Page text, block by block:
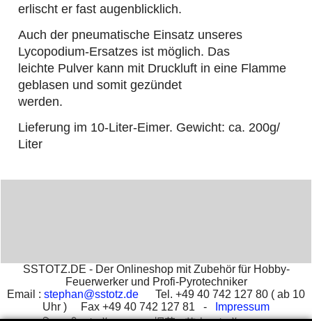
erlischt er fast augenblicklich.
Auch der pneumatische Einsatz unseres
Lycopodium-Ersatzes ist möglich. Das
leichte Pulver kann mit Druckluft in eine Flamme
geblasen und somit gezündet
werden.
Lieferung im 10-Liter-Eimer. Gewicht: ca. 200g/
Liter
SSTOTZ.DE - Der Onlineshop mit Zubehör für Hobby-
Feuerwerker und Profi-Pyrotechniker
Email : stephan@sstotz.de Tel. +49 40 742 127 80 ( ab 10
Uhr ) Fax +49 40 742 127 81 -
Impressum